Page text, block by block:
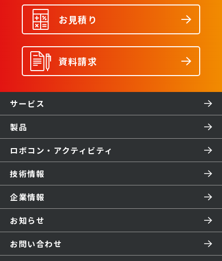
お見積り
資料請求
サービス
製品
ロボコン・アクティビティ
技術情報
企業情報
お知らせ
お問い合わせ